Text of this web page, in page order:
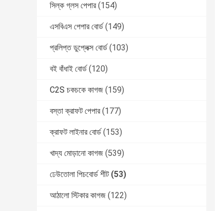
সিল্ক গ্লস পেপার (154)
এসবিএস পেপার বোর্ড (149)
প্রলিপ্ত ডুপ্লেক্স বোর্ড (103)
বই বাঁধাই বোর্ড (120)
C2S চকচকে কাগজ (159)
বস্তা ক্রাফট পেপার (177)
ক্রাফট লাইনার বোর্ড (153)
খাদ্য মোড়ানো কাগজ (539)
ঢেউতোলা পিচবোর্ড শীট (53)
আঠালো স্টিকার কাগজ (122)